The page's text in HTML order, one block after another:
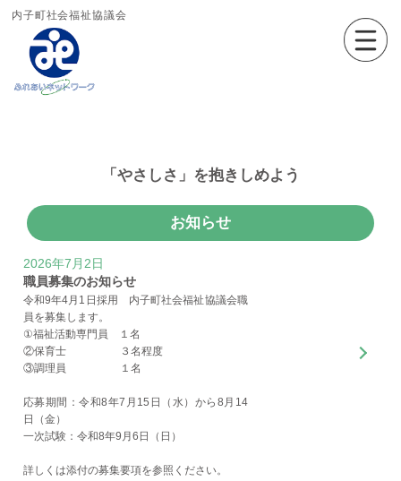
内子町社会福祉協議会
「やさしさ」を抱きしめよう
お知らせ
2026年7月2日
職員募集のお知らせ
令和9年4月1日採用 内子町社会福祉協議会職
員を募集します。
①福祉活動専門員 １名
②保育士 ３名程度
③調理員 １名
応募期間：令和8年7月15日（水）から8月14
日（金）
一次試験：令和8年9月6日（日）
詳しくは添付の募集要項を参照ください。